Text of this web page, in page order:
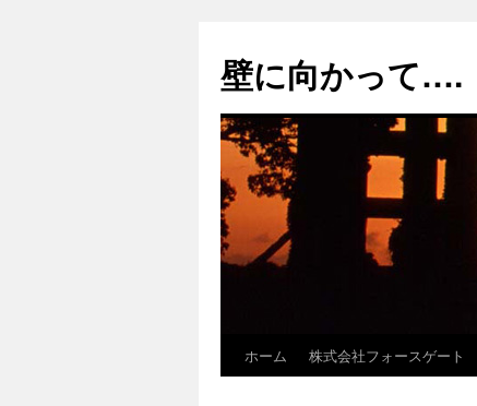
テ
ン
へ
ス
キ
ッ
プ
壁に向かって….
ホーム 株式会社フォースゲート